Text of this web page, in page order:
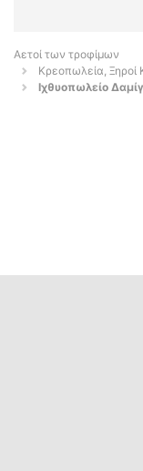
Αετοί των τροφίμων
Κρεοπωλεία,
Ιχθυοπωλείο